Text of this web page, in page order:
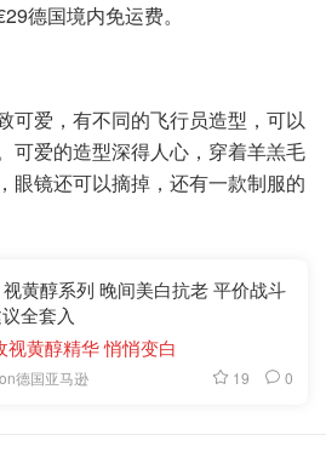
德国境内免运费。
可爱，有不同的飞行员造型，可以
可爱的造型深得人心，穿着羊羔毛
眼镜还可以摘掉，还有一款制服的
黄醇系列 晚间美白抗老 平价战斗
全套入
视黄醇精华 悄悄变白
德国亚马逊 19 0